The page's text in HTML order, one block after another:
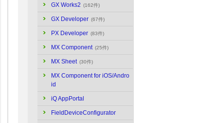
GX Works2 (162件)
GX Developer (67件)
PX Developer (83件)
MX Component (25件)
MX Sheet (30件)
MX Component for iOS/Andro
id
iQ AppPortal
FieldDeviceConfigurator